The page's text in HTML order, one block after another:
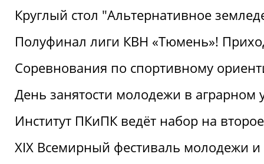
Круглый стол "Альтернативное
Полуфинал лиги КВН «Тюмень»!
Соревнования по спортивному
День занятости молодежи в аграрном
Институт ПКиПК ведёт набор на
XIX Всемирный фестиваль молодежи